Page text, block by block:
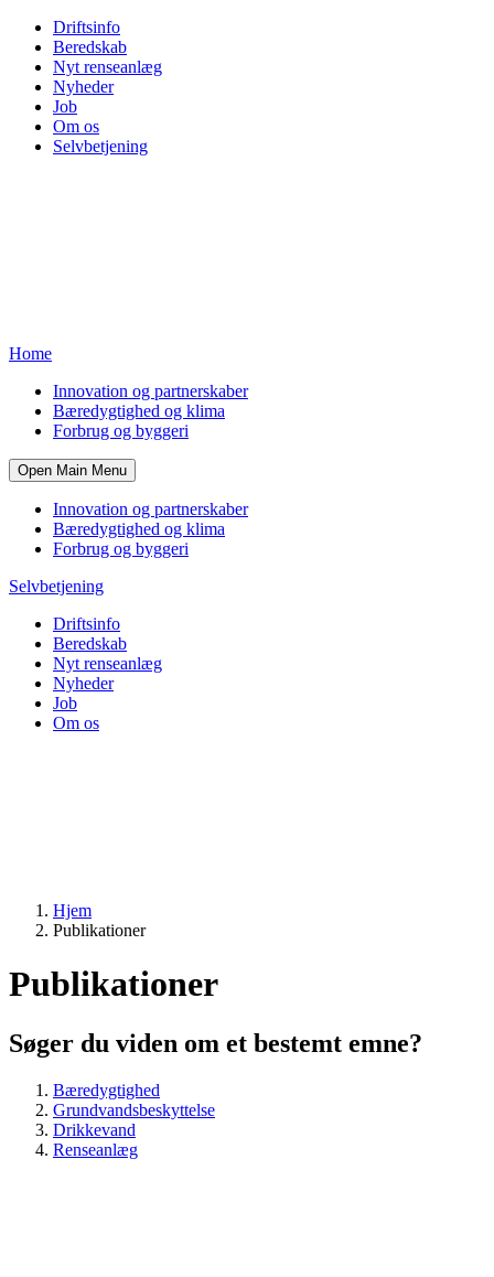
Driftsinfo
Beredskab
Nyt renseanlæg
Nyheder
Job
Om os
Selvbetjening
Home
Innovation og partnerskaber
Bæredygtighed og klima
Forbrug og byggeri
Open Main Menu
Innovation og partnerskaber
Bæredygtighed og klima
Forbrug og byggeri
Selvbetjening
Driftsinfo
Beredskab
Nyt renseanlæg
Nyheder
Job
Om os
Hjem
Publikationer
Publikationer
Søger du viden om et bestemt emne?
Bæredygtighed
Grundvandsbeskyttelse
Drikkevand
Renseanlæg